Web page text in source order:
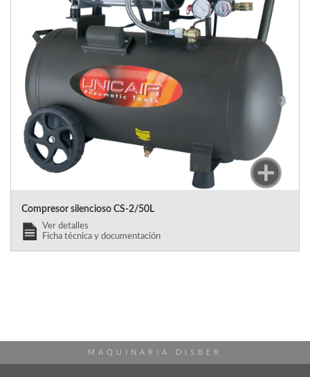
Compresor silencioso CS-2/50L
Ver detalles
Ficha técnica y documentación
MAQUINARIA DISBER